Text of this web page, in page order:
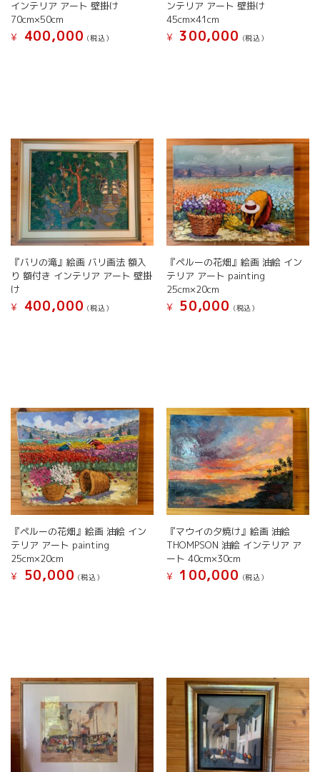
インテリア アート 壁掛け
70cm×50cm
¥
400,000 (税込）
ンテリア アート 壁掛け
45cm×41cm
¥
300,000 (税込）
『バリの滝』絵画 バリ画法 額入
り 額付き インテリア アート 壁掛
け
¥
400,000 (税込）
『ペルーの花畑』絵画 油絵 イン
テリア アート painting
25cm×20cm
¥
50,000 (税込）
『ペルーの花畑』絵画 油絵 イン
テリア アート painting
25cm×20cm
¥
50,000 (税込）
『マウイの夕焼け』絵画 油絵
THOMPSON 油絵 インテリア ア
ート 40cm×30cm
¥
100,000 (税込）